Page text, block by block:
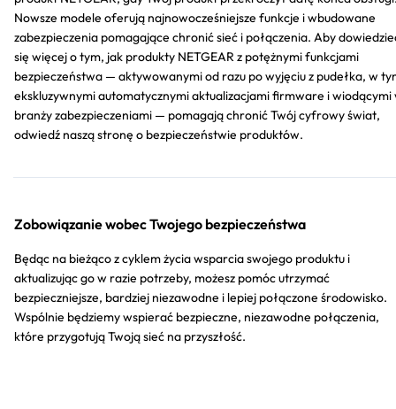
Nowsze modele oferują najnowocześniejsze funkcje i wbudowane
zabezpieczenia pomagające chronić sieć i połączenia. Aby
się więcej o tym, jak produkty NETGEAR z potężnymi funkcjami
bezpieczeństwa — aktywowanymi od razu po wyjęciu z pudełka, w
ekskluzywnymi automatycznymi aktualizacjami firmware i wiodącymi
branży zabezpieczeniami — pomagają chronić Twój cyfrowy świat,
odwiedź naszą stronę o bezpieczeństwie produktów.
Zobowiązanie wobec Twojego bezpieczeństwa
Będąc na bieżąco z cyklem życia wsparcia swojego produktu i
aktualizując go w razie potrzeby, możesz pomóc utrzymać
bezpieczniejsze, bardziej niezawodne i lepiej połączone środowisko.
Wspólnie będziemy wspierać bezpieczne, niezawodne połączenia,
które przygotują Twoją sieć na przyszłość.